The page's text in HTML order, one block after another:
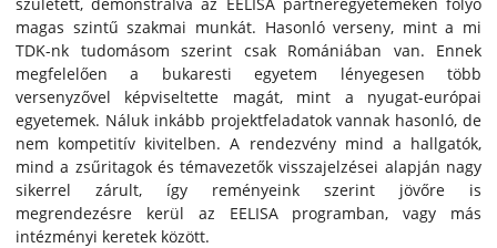
magas szintű szakmai munkát. Hasonló verseny, mint a mi
TDK-nk tudomásom szerint csak Romániában van. Ennek
megfelelően a bukaresti egyetem lényegesen több
versenyzővel képviseltette magát, mint a nyugat-európai
egyetemek. Náluk inkább projektfeladatok vannak hasonló, de
nem kompetitív kivitelben. A rendezvény mind a hallgatók,
mind a zsűritagok és témavezetők visszajelzései alapján nagy
sikerrel zárult, így reményeink szerint jövőre is
megrendezésre kerül az EELISA programban, vagy más
intézményi keretek között.